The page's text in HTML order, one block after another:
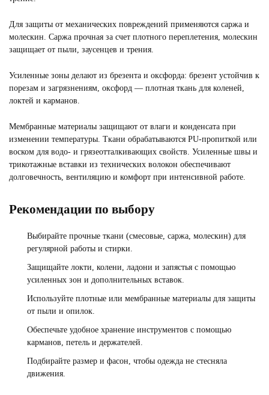
Для защиты от механических повреждений применяются саржа и
молескин. Саржа прочная за счет плотного переплетения, молескин
защищает от пыли, заусенцев и трения.
Усиленные зоны делают из брезента и оксфорда: брезент устойчив к
порезам и загрязнениям, оксфорд — плотная ткань для коленей,
локтей и карманов.
Мембранные материалы защищают от влаги и конденсата при
изменении температуры. Ткани обрабатываются PU‑пропиткой или
воском для водо- и грязеотталкивающих свойств. Усиленные швы и
трикотажные вставки из технических волокон обеспечивают
долговечность, вентиляцию и комфорт при интенсивной работе.
Рекомендации по выбору
Выбирайте прочные ткани (смесовые, саржа, молескин) для
регулярной работы и стирки.
Защищайте локти, колени, ладони и запястья с помощью
усиленных зон и дополнительных вставок.
Используйте плотные или мембранные материалы для защиты
от пыли и опилок.
Обеспечьте удобное хранение инструментов с помощью
карманов, петель и держателей.
Подбирайте размер и фасон, чтобы одежда не стесняла
движения.